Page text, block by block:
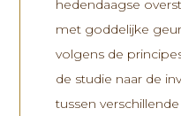
hedendaagse
met goddelijke
volgens de
de studie naar de
tussen